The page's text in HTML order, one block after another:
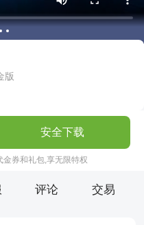
版
安全下载
券和礼包,享无限特权
评论 交易